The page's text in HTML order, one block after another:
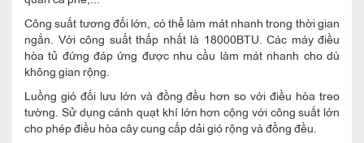
Công suất tương đối lớn, có thể làm mát nhanh trong thời gian
ngắn. Với công suất thấp nhất là 18000BTU. Các máy điều
hòa tủ đứng đáp ứng được nhu cầu làm mát nhanh cho dù
không gian rộng.
Luồng gió đối lưu lớn và đồng đều hơn so với điều hòa treo
tường. Sử dụng cánh quạt khí lớn hơn cộng với công suất lớn
cho phép điều hòa cây cung cấp dải gió rộng và đồng đều.